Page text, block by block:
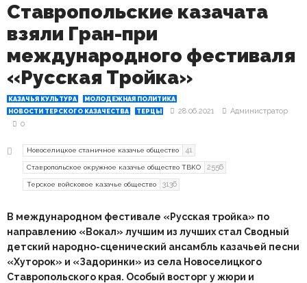
Ставропольские казачата
взяли Гран-при
международного фестиваля
«Русская Тройка»
КАЗАЧЬЯ КУЛЬТУРА
МОЛОДЕЖНАЯ ПОЛИТИКА
НОВОСТИ ТЕРСКОГО КАЗАЧЕСТВА
ТЕРЦЫ 28.06.2021
Администратор
0
Новоселицкое станичное казачье общество 41
Ставропольское окружное казачье общество ТВКО 2556
Терское войсковое казачье общество 3136
В международном фестивале «Русская тройка» по
направлению «Вокал» лучшим из лучших стал Сводный
детский народно-сценический ансамбль казачьей песни
«Хуторок» и «Задоринки» из села Новоселицкого
Ставропольского края. Особый восторг у жюри и